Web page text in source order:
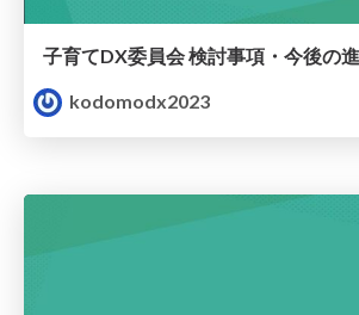
子育てDX委員会 検討事項・今後の
kodomodx2023